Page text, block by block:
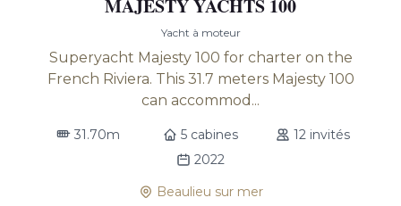
MAJESTY YACHTS 100
Yacht à moteur
Superyacht Majesty 100 for charter on the
French Riviera. This 31.7 meters Majesty 100
can accommod...
31.70m 5 cabines
12 invités
2022
Beaulieu sur mer